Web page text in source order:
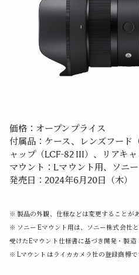
価格：オープンプライス
付属品：ケース、レンズフード
ャップ（LCF-82 III）、リアキャ
マウント：Lマウント用、ソニ
発売日：2024年6月20日（木）
※ 製品の外観、仕様などは変更することがあ
※ ソニー Eマウント用は、ソニー株式会社
受けたEマウント仕様書に基づき開発・製造
※ Lマウントはライカカメラ社の登録商標で